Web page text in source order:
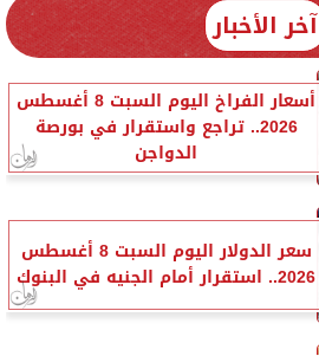
آخر الأخبار
أسعار الفراخ اليوم السبت 8 أغسطس
2026.. تراجع واستقرار في بورصة
الدواجن
سعر الدولار اليوم السبت 8 أغسطس
2026.. استقرار أمام الجنيه في البنوك